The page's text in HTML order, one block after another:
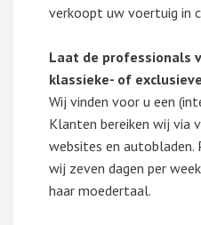
verkoopt uw voertuig in
Laat de professionals
klassieke- of
Wij vinden voor u een
Klanten bereiken wij via
websites en
wij zeven dagen per
haar moedertaal.